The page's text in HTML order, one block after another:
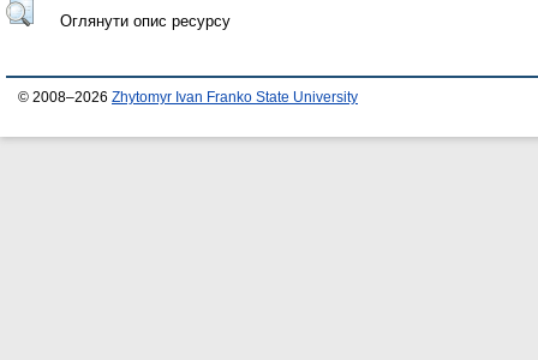
Оглянути опис ресурсу
© 2008–2026 Zhytomyr Ivan Franko State University